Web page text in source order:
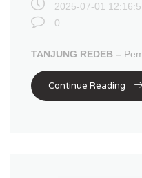
2025-07-01
0
TANJUNG REDEB –
Continue Reading